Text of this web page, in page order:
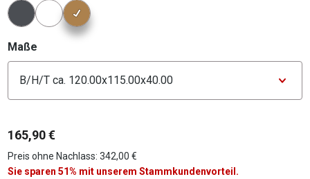
Konfigurator Farbe
Maße
165,90 €
Preis ohne Nachlass: 342,00 €
Sie sparen 51% mit unserem Stammkundenvorteil.